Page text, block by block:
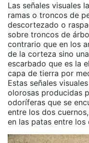
Las señales visuales
ramas o troncos de
descortezado o
sobre troncos de
contrario que en los
de la corteza sino
escarbado que es la
capa de tierra por
Estas señales
olorosas producidas
odoríferas que se
entre los dos
en las patas entre los